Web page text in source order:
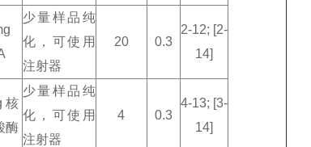
少量样品纯
化，可使用
注射器
20 0.3
2-12; [2-
14]
核
酶
少量样品纯
化，可使用
注射器
4 0.3
4-13; [3-
14]